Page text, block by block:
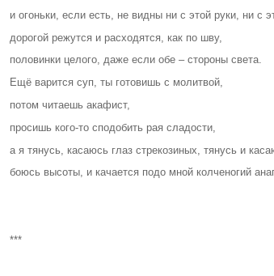
и огоньки, если есть, не видны ни с этой руки, ни с
дорогой режутся и расходятся, как по шву,
половинки целого, даже если обе – стороны света.
Ещё варится суп, ты готовишь с молитвой,
потом читаешь акафист,
просишь кого-то сподобить рая сладости,
а я тянусь, касаюсь глаз стрекозиных, тянусь и
боюсь высоты, и качается подо мной колченогий
***